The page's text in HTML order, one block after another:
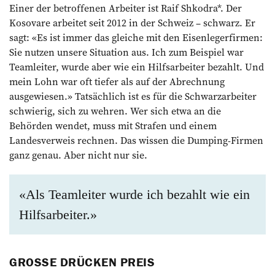
Einer der betroffenen Arbeiter ist Raif Shkodra*. Der
Kosovare arbeitet seit 2012 in der Schweiz – schwarz. Er
sagt: «Es ist immer das gleiche mit den Eisenlegerfirmen:
Sie nutzen unsere Situation aus. Ich zum Beispiel war
Teamleiter, wurde aber wie ein Hilfsarbeiter bezahlt. Und
mein Lohn war oft tiefer als auf der Abrechnung
ausgewiesen.» Tatsächlich ist es für die Schwarzarbeiter
schwierig, sich zu wehren. Wer sich etwa an die
Behörden wendet, muss mit Strafen und einem
Landesverweis rechnen. Das wissen die Dumping-Firmen
ganz genau. Aber nicht nur sie.
«Als Teamleiter wurde ich bezahlt wie ein
Hilfsarbeiter.»
GROSSE DRÜCKEN PREIS